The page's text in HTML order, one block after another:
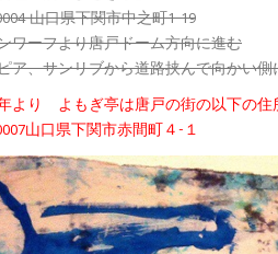
山口県下関市中之町1-19
ワーフより唐戸ドーム方向に進む
ア、サンリブから道路挟んで向かい側
より よもぎ亭は唐戸の街の以下の住
山口県下関市赤間町４-１